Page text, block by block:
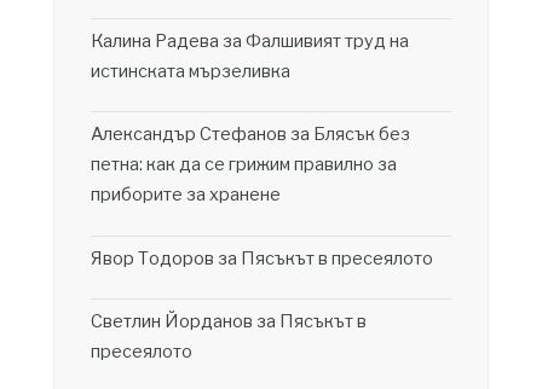
Калина Радева за Фалшивият труд на
истинската мързеливка
Александър Стефанов за Блясък без
петна: как да се грижим правилно за
приборите за хранене
Явор Тодоров за Пясъкът в пресеялото
Светлин Йорданов за Пясъкът в
пресеялото